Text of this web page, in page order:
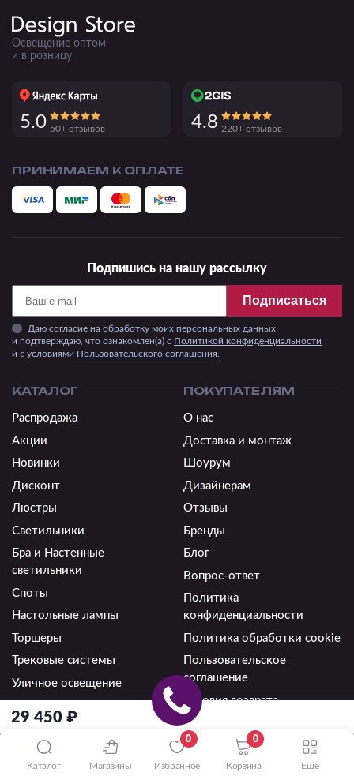
29 450 ₽
Подпишись на нашу рассылку
Подписаться
Даю согласие на обработку моих персональных данных
и подтверждаю, что ознакомлен(а) с Политикой конфиденциальности
и c условиями Пользовательского соглашения.
Освещение оптом
и в розницу
5.0 50+ отзывов 4.8 220+ отзывов
ПРИНИМАЕМ К ОПЛАТЕ
КАТАЛОГ
Распродажа
Акции
Новинки
Дисконт
Люстры
Светильники
Бра и Настенные
светильники
Споты
Настольные лампы
Торшеры
Трековые системы
Уличное освещение
Светодиодная подсветка
ПОКУПАТЕЛЯМ
О нас
Доставка и монтаж
Шоурум
Дизайнерам
Отзывы
Бренды
Блог
Вопрос-ответ
Политика
конфиденциальности
Политика обработки cookie
Пользовательское
соглашение
Условия возврата
Каталог Магазины
0
Избранное
0
Корзина Ещё